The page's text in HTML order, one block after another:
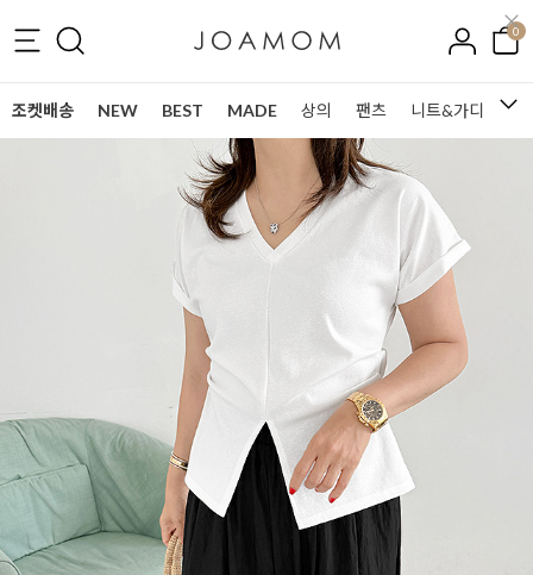
0
조켓배송 NEW BEST MADE 상의 팬츠 니트&가디건